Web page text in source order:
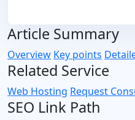
Article Summary
Overview Key points
Related Service
Web Hosting Request
SEO Link Path